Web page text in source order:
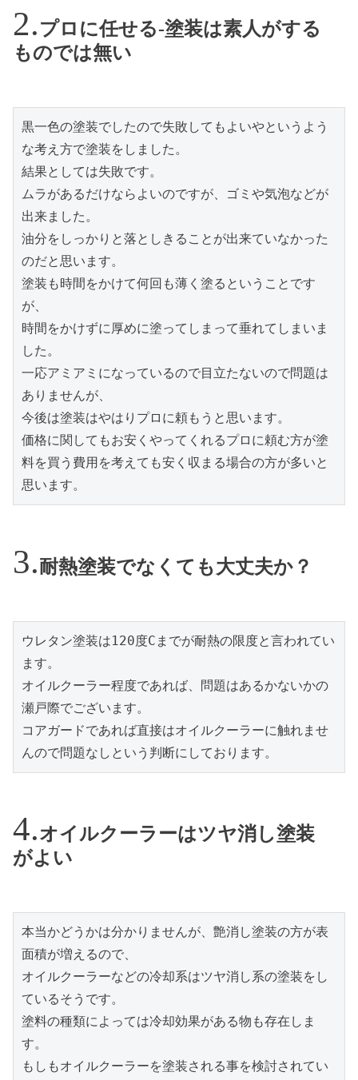
プロに任せる-塗装は素人がする
ものでは無い
黒一色の塗装でしたので失敗してもよいやというよう
な考え方で塗装をしました。
結果としては失敗です。
ムラがあるだけならよいのですが、ゴミや気泡などが
出来ました。
油分をしっかりと落としきることが出来ていなかった
のだと思います。
塗装も時間をかけて何回も薄く塗るということです
が、
時間をかけずに厚めに塗ってしまって垂れてしまいま
した。
一応アミアミになっているので目立たないので問題は
ありませんが、
今後は塗装はやはりプロに頼もうと思います。
価格に関してもお安くやってくれるプロに頼む方が塗
料を買う費用を考えても安く収まる場合の方が多いと
思います。
耐熱塗装でなくても大丈夫か？
ウレタン塗装は120度Cまでが耐熱の限度と言われてい
ます。
オイルクーラー程度であれば、問題はあるかないかの
瀬戸際でございます。
コアガードであれば直接はオイルクーラーに触れませ
んので問題なしという判断にしております。
オイルクーラーはツヤ消し塗装
がよい
本当かどうかは分かりませんが、艶消し塗装の方が表
面積が増えるので、
オイルクーラーなどの冷却系はツヤ消し系の塗装をし
ているそうです。
塗料の種類によっては冷却効果がある物も存在しま
す。
もしもオイルクーラーを塗装される事を検討されてい